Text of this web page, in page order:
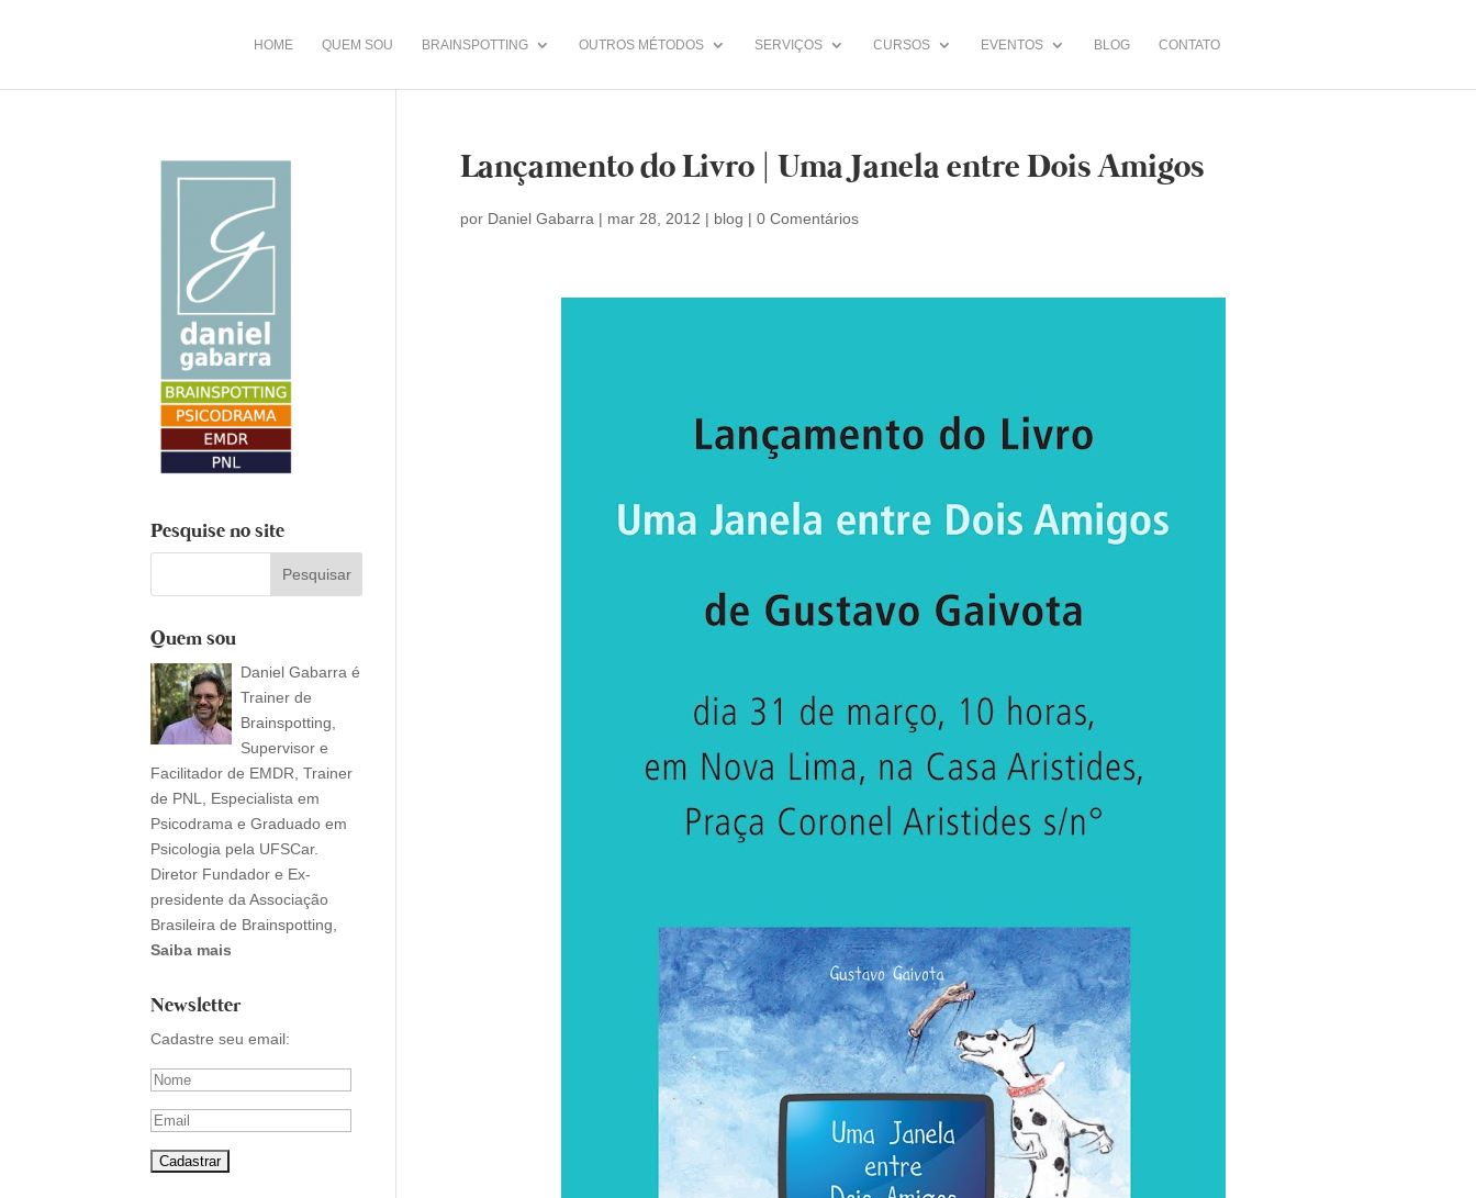
HOME QUEM SOU BRAINSPOTTING OUTROS MÉTODOS SERVIÇOS CURSOS EVENTOS BLOG CONTATO
Lançamento do Livro | Uma Janela entre Dois Amigos
por Daniel Gabarra | mar 28, 2012 | blog |0 Comentários
Pesquise no site
Quem sou
Daniel Gabarra é
Trainer de
Brainspotting,
Supervisor e
Facilitador de EMDR, Trainer
de PNL, Especialista em
Psicodrama e Graduado em
Psicologia pela UFSCar.
Diretor Fundador e Ex-
presidente da Associação
Brasileira de Brainspotting,
Saiba mais
Newsletter
Cadastre seu email: